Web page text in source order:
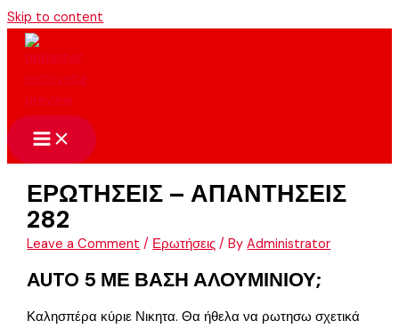
Skip to content
ΕΡΩΤΗΣΕΙΣ – ΑΠΑΝΤΗΣΕΙΣ
282
Leave a Comment / Ερωτήσεις / ByAdministrator
AUTO 5 ΜΕ ΒΑΣΗ ΑΛΟΥΜΙΝΙΟΥ;
Καλησπέρα κύριε Νικητα. Θα ήθελα να ρωτησω σχετικά